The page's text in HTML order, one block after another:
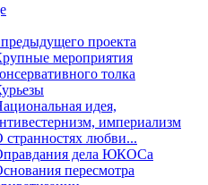
проекта
мероприятия
толка
идея,
империализм
странностях любви...
дела ЮКОСа
пересмотра